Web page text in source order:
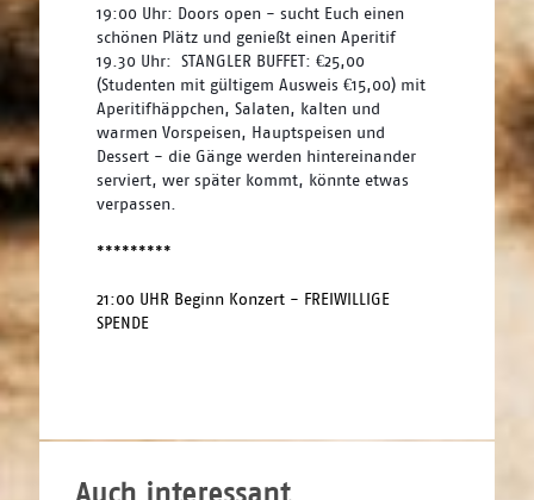
19:00 Uhr: Doors open - sucht Euch einen
schönen Plätz und genießt einen Aperitif
19.30 Uhr:  STANGLER BUFFET: €25,00
(Studenten mit gültigem Ausweis €15,00) mit
Aperitifhäppchen, Salaten, kalten und
warmen Vorspeisen, Hauptspeisen und
Dessert - die Gänge werden hintereinander
serviert, wer später kommt, könnte etwas
verpassen.
*********
21:00 UHR Beginn Konzert - FREIWILLIGE
SPENDE
Auch interessant